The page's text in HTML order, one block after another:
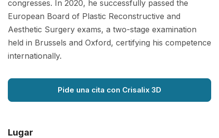
congresses. In 2020, he successfully passed the
European Board of Plastic Reconstructive and
Aesthetic Surgery exams, a two-stage examination
held in Brussels and Oxford, certifying his competence
internationally.
Pide una cita con Crisalix 3D
Lugar